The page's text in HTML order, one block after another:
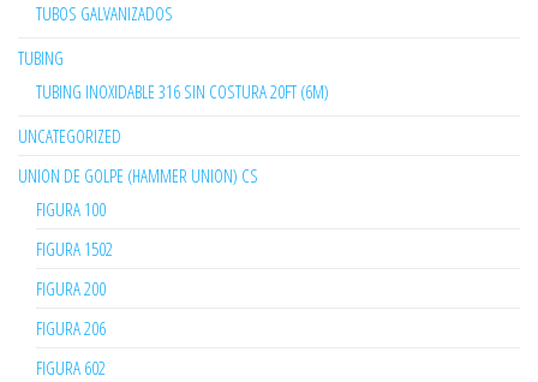
TUBOS GALVANIZADOS
TUBING
TUBING INOXIDABLE 316 SIN COSTURA 20FT (6M)
UNCATEGORIZED
UNION DE GOLPE (HAMMER UNION) CS
FIGURA 100
FIGURA 1502
FIGURA 200
FIGURA 206
FIGURA 602